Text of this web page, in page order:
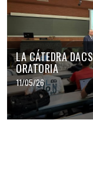
LA CÁTEDRA
ORATORIA
11/05/26